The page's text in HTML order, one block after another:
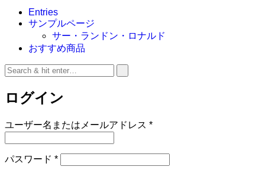
Entries
サンプルページ
サー・ランドン・ロナルド
おすすめ商品
ログイン
ユーザー名またはメールアドレス *
パスワード *